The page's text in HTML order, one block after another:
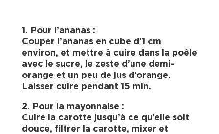
1. Pour l’ananas :
Couper l’ananas en cube d’1 cm
environ, et mettre à cuire dans la poêle
avec le sucre, le zeste d’une demi-
orange et un peu de jus d’orange.
Laisser cuire pendant 15 min.
2. Pour la mayonnaise :
Cuire la carotte jusqu’à ce qu’elle soit
douce, filtrer la carotte, mixer et